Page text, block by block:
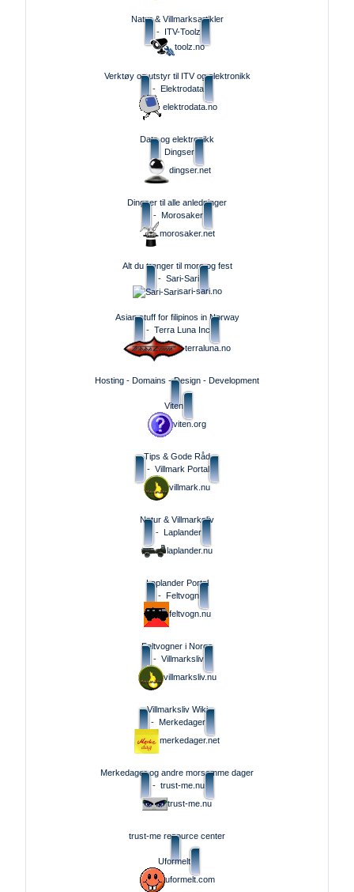
Natur & Villmarksartikler
- ITV-Toolz
toolz.no
Verktøy og utstyr til ITV og elektronikk
- Elektrodata
elektrodata.no
Data og elektronikk
Dingser
dingser.net
Dingser til alle anledninger
- Morosaker
morosaker.net
Alt du trenger til moro og fest
- Sari-Sari
sari-sari.no
Asian stuff for filipinos in Norway
- Terra Luna Inc
terraluna.no
Hosting - Domains - Design - Development
Viten
viten.org
Tips & Gode Råd
- Villmark Portal
villmark.nu
Natur & Villmarksliv
- Laplander
laplander.nu
Laplander Portal
- Feltvogn
feltvogn.nu
Feltvogner i Norge
- Villmarksliv
villmarksliv.nu
Villmarksliv Wiki
- Merkedager
merkedager.net
Merkedager og andre morsomme dager
- trust-me.nu
trust-me.nu
trust-me resource center
Uformelt
uformelt.com